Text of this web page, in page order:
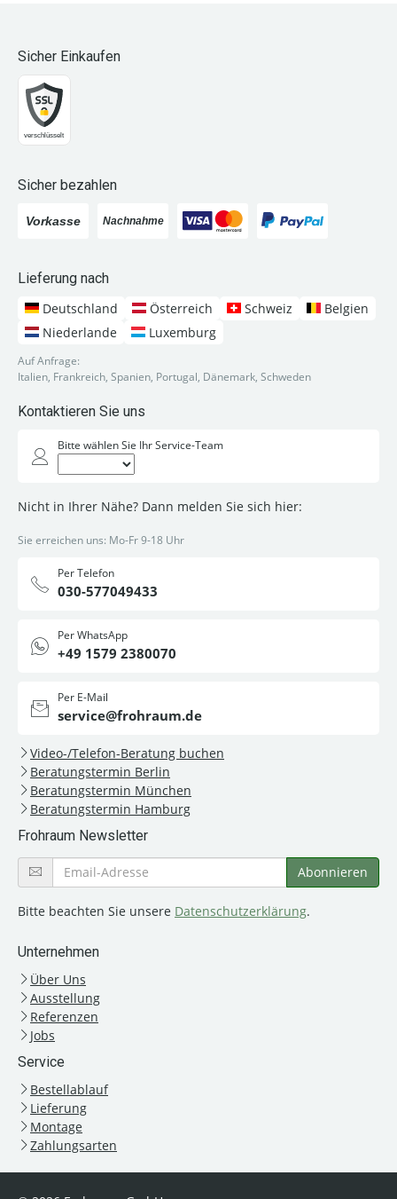
Sicher Einkaufen
Sicher bezahlen
Lieferung nach
Deutschland
Österreich Schweiz
Belgien
Niederlande
Luxemburg
Auf Anfrage:
Italien, Frankreich, Spanien, Portugal, Dänemark, Schweden
Kontaktieren Sie uns
Bitte wählen Sie Ihr Service-Team
Nicht in Ihrer Nähe? Dann melden Sie sich hier:
Sie erreichen uns: Mo-Fr 9-18 Uhr
Per Telefon
030-577049433
Per WhatsApp
+49 1579 2380070
Per E-Mail
service@frohraum.de
Video-/Telefon-Beratung buchen
Beratungstermin Berlin
Beratungstermin München
Beratungstermin Hamburg
Frohraum Newsletter
Bitte beachten Sie unsere Datenschutzerklärung.
Unternehmen
Über Uns
Ausstellung
Referenzen
Jobs
Service
Bestellablauf
Lieferung
Montage
Zahlungsarten